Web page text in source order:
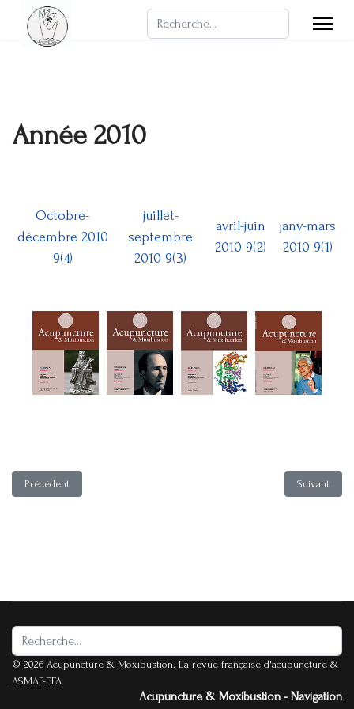
Rechercher
Année 2010
Octobre-
décembre 2010
9(4)
juillet-
septembre
2010 9(3)
avril-juin
2010 9(2)
janv-mars
2010 9(1)
Article précédent : Année 2011
Précédent Article
Suivant
Rechercher
© 2026 Acupuncture & Moxibustion. La revue française d'acupuncture &
ASMAF-EFA
Acupuncture & Moxibustion - Navigation